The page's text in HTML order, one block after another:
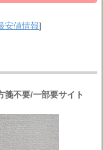
安値情報]
箋不要/一部要サイト